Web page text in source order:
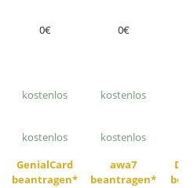
0€ 0€
kostenlos kostenlos
kostenlos kostenlos
GenialCard
beantragen*
awa7
beantragen*